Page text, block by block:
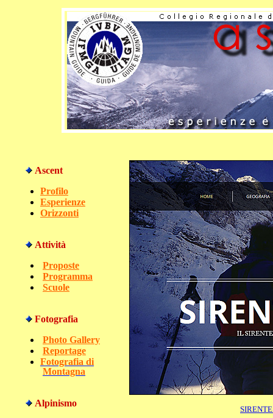
Ascent
Profilo
Esperienze
Orizzonti
Attività
Proposte
Programma
Scuole
Fotografia
Photo Gallery
Reportage
Fotografia di
Montagna
Alpinismo